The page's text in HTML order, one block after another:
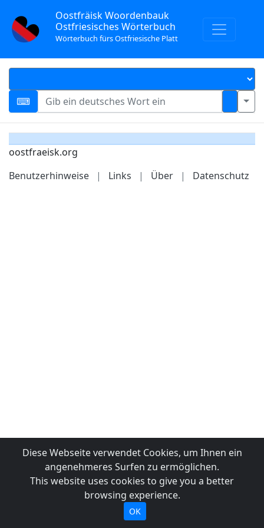
Oostfräisk Woordenbauk
Ostfriesisches Wörterbuch
Wörterbuch fürs Ostfriesische Platt
oostfraeisk.org
Benutzerhinweise
| Links | Über | Datenschutz
Diese Webseite verwendet Cookies, um Ihnen ein
angenehmeres Surfen zu ermöglichen.
This website uses cookies to give you a better
browsing experience.
OK